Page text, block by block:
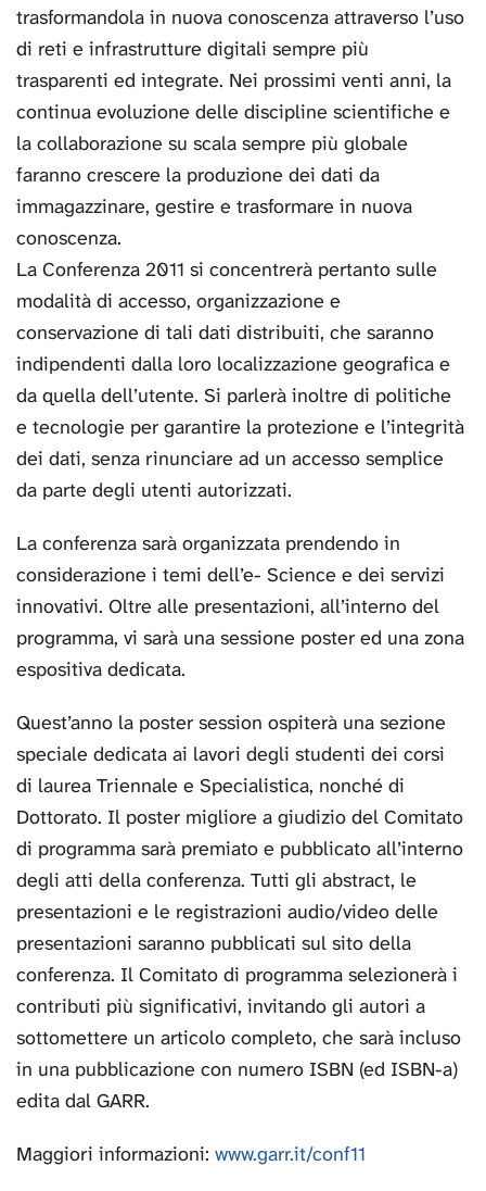
trasformandola in nuova conoscenza attraverso l’uso
di reti e infrastrutture digitali sempre più
trasparenti ed integrate. Nei prossimi venti anni, la
continua evoluzione delle discipline scientifiche e
la collaborazione su scala sempre più globale
faranno crescere la produzione dei dati da
immagazzinare, gestire e trasformare in nuova
conoscenza.
La Conferenza 2011 si concentrerà pertanto sulle
modalità di accesso, organizzazione e
conservazione di tali dati distribuiti, che saranno
indipendenti dalla loro localizzazione geografica e
da quella dell’utente. Si parlerà inoltre di politiche
e tecnologie per garantire la protezione e l’integrità
dei dati, senza rinunciare ad un accesso semplice
da parte degli utenti autorizzati.
La conferenza sarà organizzata prendendo in
considerazione i temi dell’e- Science e dei servizi
innovativi. Oltre alle presentazioni, all’interno del
programma, vi sarà una sessione poster ed una zona
espositiva dedicata.
Quest’anno la poster session ospiterà una sezione
speciale dedicata ai lavori degli studenti dei corsi
di laurea Triennale e Specialistica, nonché di
Dottorato. Il poster migliore a giudizio del Comitato
di programma sarà premiato e pubblicato all’interno
degli atti della conferenza. Tutti gli abstract, le
presentazioni e le registrazioni audio/video delle
presentazioni saranno pubblicati sul sito della
conferenza. Il Comitato di programma selezionerà i
contributi più significativi, invitando gli autori a
sottomettere un articolo completo, che sarà incluso
in una pubblicazione con numero ISBN (ed ISBN-a)
edita dal GARR.
Maggiori informazioni: www.garr.it/conf11